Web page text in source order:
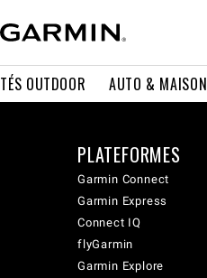
OUTDOOR AUTO & MAISON
PLATEFORMES
Garmin Connect
Garmin Express
Connect IQ
flyGarmin
Garmin Explore